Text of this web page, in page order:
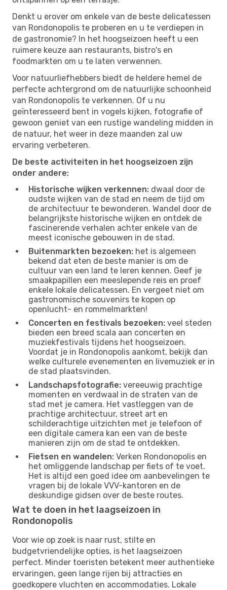
Denkt u erover om enkele van de beste delicatessen
van Rondonopolis te proberen en u te verdiepen in
de gastronomie? In het hoogseizoen heeft u een
ruimere keuze aan restaurants, bistro's en
foodmarkten om u te laten verwennen.
Voor natuurliefhebbers biedt de heldere hemel de
perfecte achtergrond om de natuurlijke schoonheid
van Rondonopolis te verkennen. Of u nu
geïnteresseerd bent in vogels kijken, fotografie of
gewoon geniet van een rustige wandeling midden in
de natuur, het weer in deze maanden zal uw
ervaring verbeteren.
De beste activiteiten in het hoogseizoen zijn
onder andere:
Historische wijken verkennen: dwaal door de
oudste wijken van de stad en neem de tijd om
de architectuur te bewonderen. Wandel door de
belangrijkste historische wijken en ontdek de
fascinerende verhalen achter enkele van de
meest iconische gebouwen in de stad.
Buitenmarkten bezoeken: het is algemeen
bekend dat eten de beste manier is om de
cultuur van een land te leren kennen. Geef je
smaakpapillen een meeslepende reis en proef
enkele lokale delicatessen. En vergeet niet om
gastronomische souvenirs te kopen op
openlucht- en rommelmarkten!
Concerten en festivals bezoeken: veel steden
bieden een breed scala aan concerten en
muziekfestivals tijdens het hoogseizoen.
Voordat je in Rondonopolis aankomt, bekijk dan
welke culturele evenementen en livemuziek er in
de stad plaatsvinden.
Landschapsfotografie: vereeuwig prachtige
momenten en verdwaal in de straten van de
stad met je camera. Het vastleggen van de
prachtige architectuur, street art en
schilderachtige uitzichten met je telefoon of
een digitale camera kan een van de beste
manieren zijn om de stad te ontdekken.
Fietsen en wandelen: Verken Rondonopolis en
het omliggende landschap per fiets of te voet.
Het is altijd een goed idee om aanbevelingen te
vragen bij de lokale VVV-kantoren en de
deskundige gidsen over de beste routes.
Wat te doen in het laagseizoen in
Rondonopolis
Voor wie op zoek is naar rust, stilte en
budgetvriendelijke opties, is het laagseizoen
perfect. Minder toeristen betekent meer authentieke
ervaringen, geen lange rijen bij attracties en
goedkopere vluchten en accommodaties. Lokale